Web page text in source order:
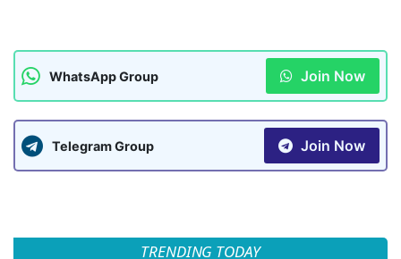
WhatsApp Group Join Now
Telegram Group Join Now
TRENDING TODAY